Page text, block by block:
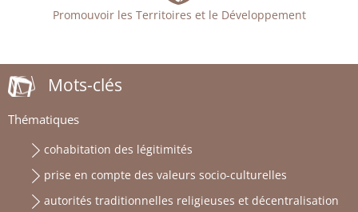
Promouvoir les Territoires et le Développement
Mots-clés
Thématiques
cohabitation des légitimités
prise en compte des valeurs socio-culturelles
autorités traditionnelles religieuses et décentralisation